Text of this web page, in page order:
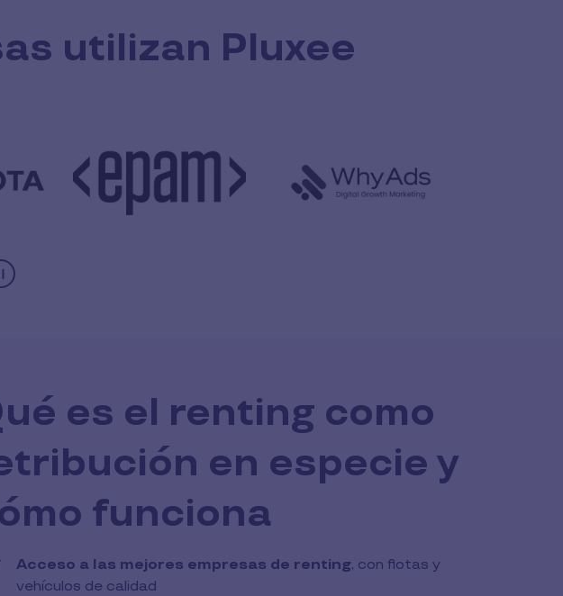
utilizan Pluxee
es el renting como
en especie y
funciona
Acceso a las mejores empresas de renting, con flotas y
vehículos de calidad